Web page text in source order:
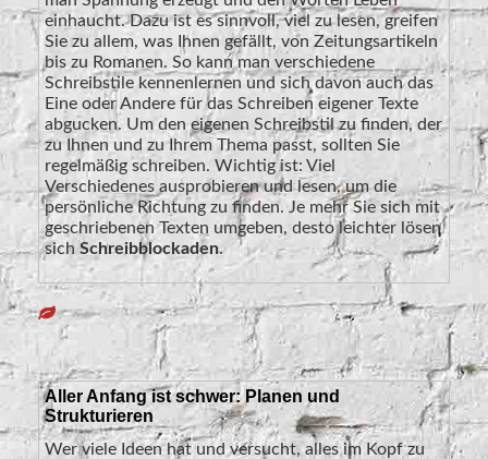
einhaucht. Dazu ist es sinnvoll, viel zu lesen, greifen
Sie zu allem, was Ihnen gefällt, von Zeitungsartikeln
bis zu Romanen. So kann man verschiedene
Schreibstile kennenlernen und sich davon auch das
Eine oder Andere für das Schreiben eigener Texte
abgucken. Um den eigenen Schreibstil zu finden, der
zu Ihnen und zu Ihrem Thema passt, sollten Sie
regelmäßig schreiben. Wichtig ist: Viel
Verschiedenes ausprobieren und lesen, um die
persönliche Richtung zu finden. Je mehr Sie sich mit
geschriebenen Texten umgeben, desto leichter lösen
sich Schreibblockaden.
Aller Anfang ist schwer: Planen und
Strukturieren
Wer viele Ideen hat und versucht, alles im Kopf zu